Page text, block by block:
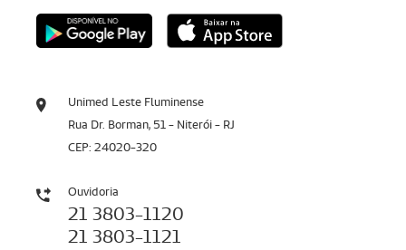
Unimed Leste Fluminense
Rua Dr. Borman, 51 - Niterói - RJ
CEP: 24020-320
Ouvidoria
21 3803-1120
21 3803-1121